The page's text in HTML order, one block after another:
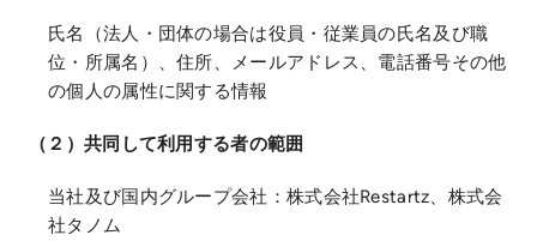
氏名（法人・団体の場合は役員・従業員の氏名及び職
位・所属名）、住所、メールアドレス、電話番号その他
の個人の属性に関する情報
（２）共同して利用する者の範囲
当社及び国内グループ会社：株式会社Restartz、株式会
社タノム